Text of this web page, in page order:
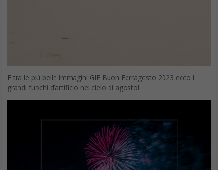
E tra le più belle immagini GIF Buon Ferragosto 2023 ecco i
grandi fuochi d’artificio nel cielo di agosto!